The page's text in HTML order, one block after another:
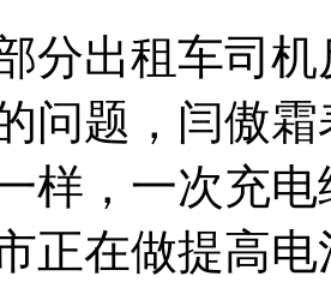
出租车司机
问题，闫傲
样，一次充
正在做提高